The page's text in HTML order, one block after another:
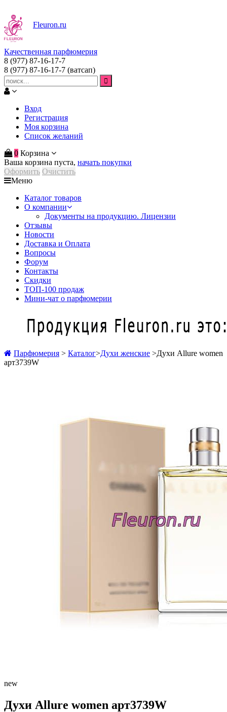
Fleuron.ru
Качественная парфюмерия
8 (977) 87-16-17-7
8 (977) 87-16-17-7 (ватсап)
Вход
Регистрация
Моя корзина
Список желаний
0 Корзина
Ваша корзина пуста, начать покупки
Оформить Очистить
Меню
Каталог товаров
О компании
Документы на продукцию. Лицензии
Отзывы
Новости
Доставка и Оплата
Вопросы
Форум
Контакты
Скидки
ТОП-100 продаж
Мини-чат о парфюмерии
Парфюмерия > Каталог>Духи женские >Духи Allure women
арт3739W
new
Духи Allure women арт3739W